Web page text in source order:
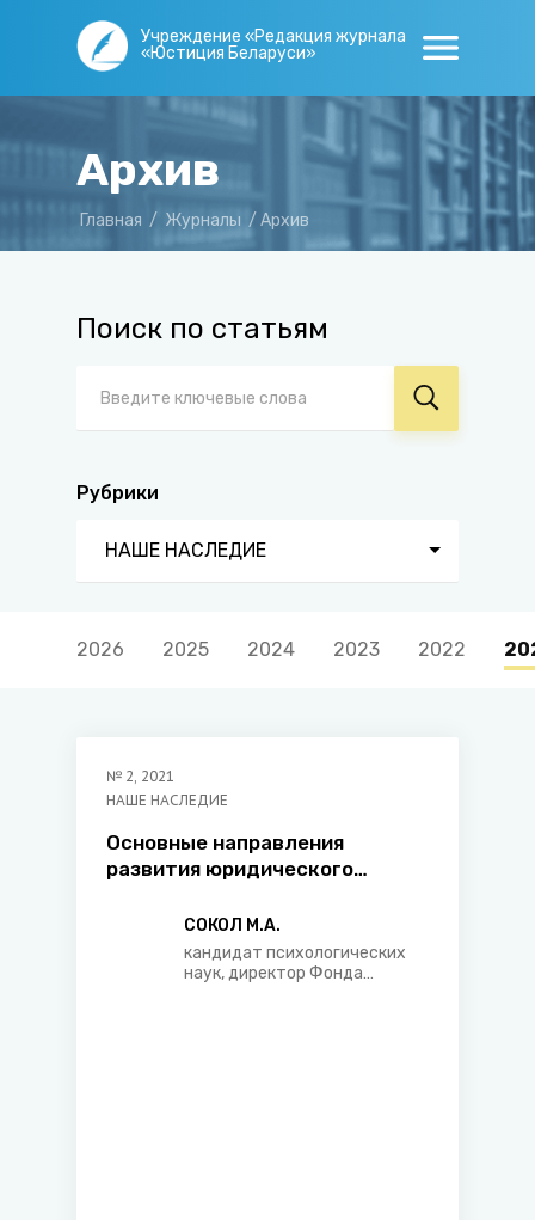
Учреждение «Редакция журнала
«Юстиция Беларуси»
Архив
Главная / Журналы / Архив
Поиск по статьям
Рубрики
НАШЕ НАСЛЕДИЕ
2026 2025 2024 2023 2022
№ 2, 2021
НАШЕ НАСЛЕДИЕ
Основные направления
развития юридического
Беларуси в трудах Сокола С.Ф.
СОКОЛ М.А.
кандидат психологических
наук, директор Фонда